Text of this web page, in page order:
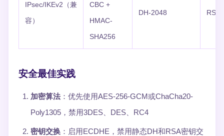
IPsec/IKEv2（兼
容）
CBC +
HMAC-
SHA256
DH-2048
安全最佳实践
加密算法 ：优先使用AES-256-GCM或ChaCha20-
Poly1305，禁用3DES、DES、RC4
密钥交换 ：启用ECDHE，禁用静态DH和RSA密钥交